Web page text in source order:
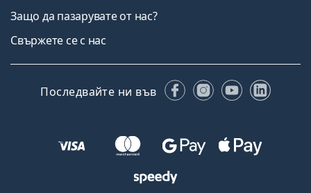
Защо да пазарувате от нас?
Свържете се с нас
Последвайте ни във FacebookInstagram
YouTube